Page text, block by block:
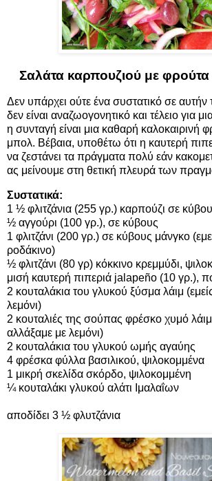
Σαλάτα καρπουζιού με φρούτα
Δεν υπάρχει ούτε ένα συστατικό σε αυτήν
δεν είναι αναζωογονητικό και τέλειο για
η συνταγή είναι μια καθαρή καλοκαιρινή
μπολ. Βέβαια, υποθέτω ότι η καυτερή
να ζεστάνει τα πράγματα πολύ εάν
ας μείνουμε στη θετική πλευρά των
Συστατικά:
1 ½ φλιτζάνια (255 γρ.) καρπούζι σε
½ αγγούρι (100 γρ.), σε κύβους
1 φλιτζάνι (200 γρ.) σε κύβους μάνγκο
ροδάκινο)
½ φλιτζάνι (80 γρ) κόκκινο κρεμμύδι,
μισή καυτερή πιπεριά jalapeño (10 γρ.),
2 κουταλάκια του γλυκού ξύσμα λάιμ
λεμόνι)
2 κουταλιές της σούπας φρέσκο χυμό λάιμ
αλλάξαμε με λεμόνι)
2 κουταλάκια του γλυκού ωμής αγαύης
4 φρέσκα φύλλα βασιλικού, ψιλοκομμένα
1 μικρή σκελίδα σκόρδο, ψιλοκομμένη
¼ κουταλάκι γλυκού αλάτι Ιμαλαΐων
αποδίδει 3 ½ φλυτζάνια